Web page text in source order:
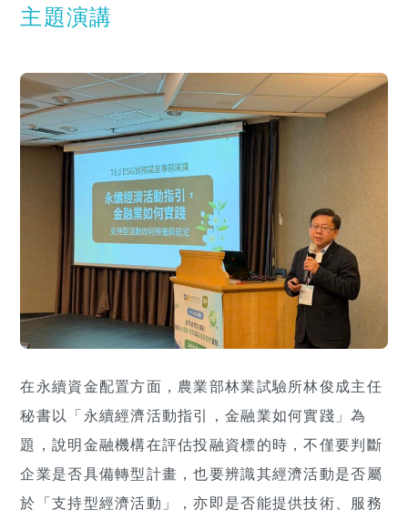
主題演講
在永續資金配置方面，農業部林業試驗所林俊成主任
秘書以「永續經濟活動指引，金融業如何實踐」為
題，說明金融機構在評估投融資標的時，不僅要判斷
企業是否具備轉型計畫，也要辨識其經濟活動是否屬
於「支持型經濟活動」，亦即是否能提供技術、服務